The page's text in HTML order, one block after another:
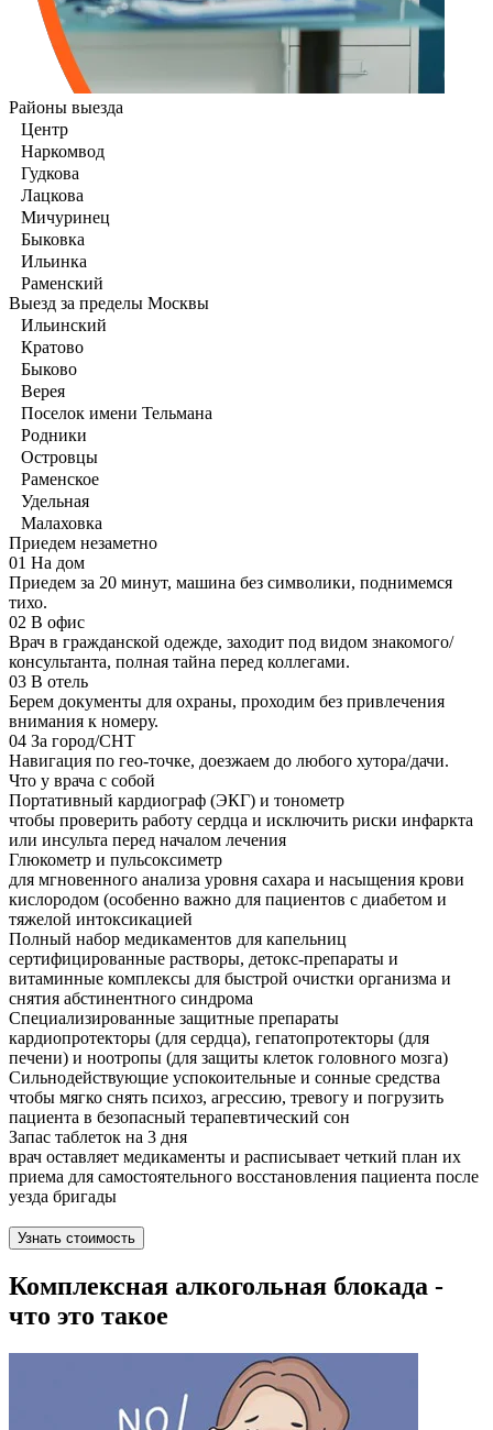
Районы выезда
Центр
Наркомвод
Гудкова
Лацкова
Мичуринец
Быковка
Ильинка
Раменский
Выезд за пределы Москвы
Ильинский
Кратово
Быково
Верея
Поселок имени Тельмана
Родники
Островцы
Раменское
Удельная
Малаховка
Приедем незаметно
01 На дом
Приедем за 20 минут, машина без символики, поднимемся
тихо.
02 В офис
Врач в гражданской одежде, заходит под видом знакомого/
консультанта, полная тайна перед коллегами.
03 В отель
Берем документы для охраны, проходим без привлечения
внимания к номеру.
04 За город/СНТ
Навигация по гео-точке, доезжаем до любого хутора/дачи.
Что у врача с собой
Портативный кардиограф (ЭКГ) и тонометр
чтобы проверить работу сердца и исключить риски инфаркта
или инсульта перед началом лечения
Глюкометр и пульсоксиметр
для мгновенного анализа уровня сахара и насыщения крови
кислородом (особенно важно для пациентов с диабетом и
тяжелой интоксикацией
Полный набор медикаментов для капельниц
сертифицированные растворы, детокс-препараты и
витаминные комплексы для быстрой очистки организма и
снятия абстинентного синдрома
Специализированные защитные препараты
кардиопротекторы (для сердца), гепатопротекторы (для
печени) и ноотропы (для защиты клеток головного мозга)
Сильнодействующие успокоительные и сонные средства
чтобы мягко снять психоз, агрессию, тревогу и погрузить
пациента в безопасный терапевтический сон
Запас таблеток на 3 дня
врач оставляет медикаменты и расписывает четкий план их
приема для самостоятельного восстановления пациента после
уезда бригады
Узнать стоимость
Комплексная алкогольная блокада -
что это такое